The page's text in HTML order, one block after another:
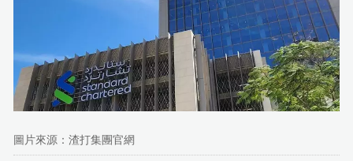
圖片來源：渣打集團官網